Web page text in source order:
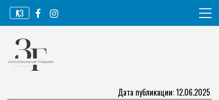
Перейти
содержимому
ҚАЗ
Законопослушный гражданин
Дата публикации: 12.06.2025